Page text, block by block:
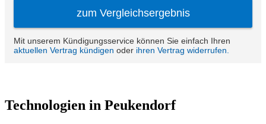
Technologien in Peukendorf